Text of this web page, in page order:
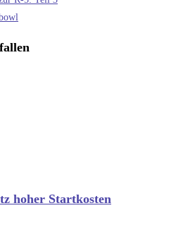
hoher Startkosten